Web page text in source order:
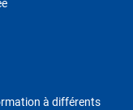
à différents